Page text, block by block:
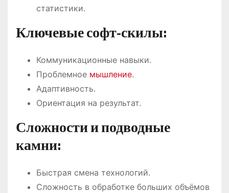
статистики.
Ключевые софт-скилы:
Коммуникационные навыки.
Проблемное мышление.
Адаптивность.
Ориентация на результат.
Сложности и подводные
камни:
Быстрая смена технологий.
Сложность в обработке больших объёмов